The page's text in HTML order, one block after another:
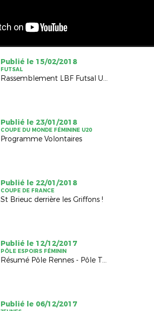
Publié le 15/02/2018
FUTSAL
Rassemblement LBF Futsal U18
Publié le 23/01/2018
COUPE DU MONDE FÉMININE U20
Programme Volontaires
Publié le 22/01/2018
COUPE DE FRANCE
St Brieuc derrière les Griffons !
Publié le 12/12/2017
PÔLE ESPOIRS FÉMININ
Résumé Pôle Rennes - Pôle Tours
Publié le 06/12/2017